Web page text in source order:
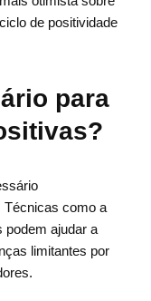
de positividade
para
Técnicas como a
podem ajudar a
limitantes por